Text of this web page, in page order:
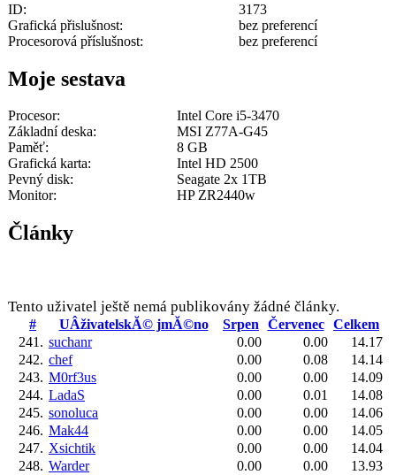
ID:
3173
Grafická přislušnost:
bez preferencí
Procesorová příslušnost:
bez preferencí
Moje sestava
Procesor:
Intel Core i5-3470
Základní deska:
MSI Z77A-G45
Paměť:
8 GB
Grafická karta:
Intel HD 2500
Pevný disk:
Seagate 2x 1TB
Monitor:
HP ZR2440w
Články
Tento uživatel ještě nemá publikovány žádné články.
# UÂživatelskĂ© jmĂ©no Srpen Červenec
Celkem
241. suchanr 0.00 0.00
14.17
242. chef 0.00 0.08
14.14
243. M0rf3us 0.00 0.00
14.09
244. LadaS 0.00 0.01
14.08
245. sonoluca 0.00 0.00
14.06
246. Mak44 0.00 0.00
14.05
247. Xsichtik 0.00 0.00
14.04
248. Warder 0.00 0.00
13.93